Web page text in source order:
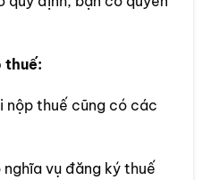
thuế:
nộp thuế cũng có các
nghĩa vụ đăng ký thuế